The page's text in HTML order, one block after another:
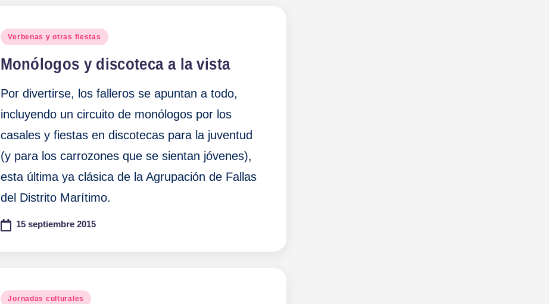
Publicado
Verbenas y otras fiestas
Monólogos y discoteca a la vista
Por divertirse, los falleros se apuntan a todo,
incluyendo un circuito de monólogos por los
casales y fiestas en discotecas para la juventud
(y para los carrozones que se sientan jóvenes),
esta última ya clásica de la Agrupación de Fallas
del Distrito Marítimo.
15 septiembre 2015
Publicado
Jornadas culturales